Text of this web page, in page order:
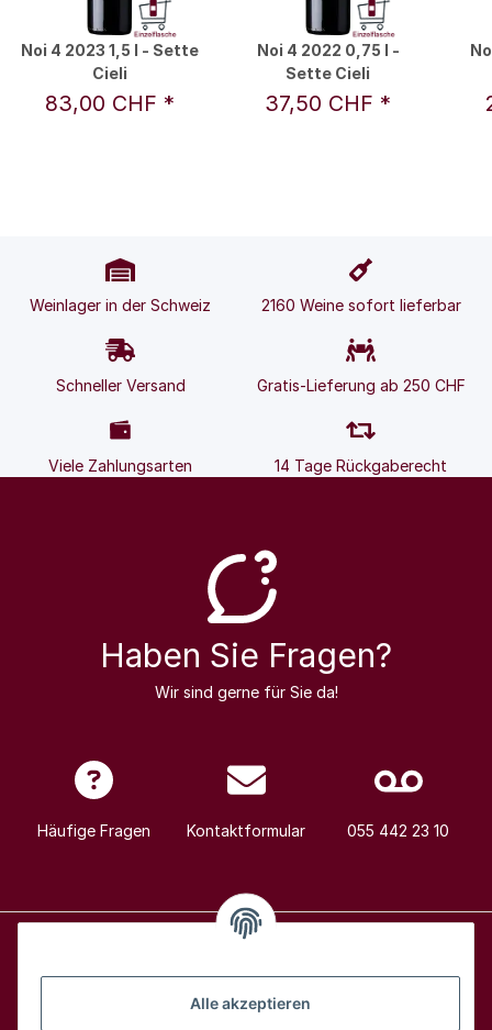
Alle akzeptieren
Noi 4 2023 1,5 l - Sette
Cieli
83,00 CHF *
Noi 4 2022 0,75 l -
Sette Cieli
37,50 CHF *
Weinlager in der Schweiz 2160 Weine sofort lieferbar
Schneller Versand Gratis-Lieferung ab 250 CHF
Viele Zahlungsarten 14 Tage Rückgaberecht
Haben Sie Fragen?
Wir sind gerne für Sie da!
Häufige Fragen Kontaktformular 055 442 23 10